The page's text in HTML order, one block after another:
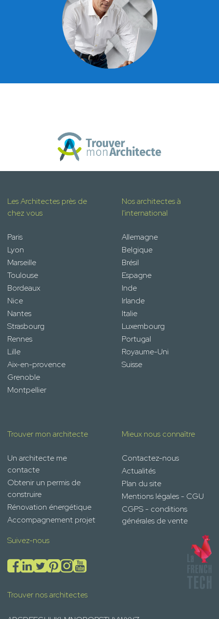
Les Architectes près de
chez vous
Paris
Lyon
Marseille
Toulouse
Bordeaux
Nice
Nantes
Strasbourg
Rennes
Lille
Aix-en-provence
Grenoble
Montpellier
Nos architectes à
l'international
Allemagne
Belgique
Brésil
Espagne
Inde
Irlande
Italie
Luxembourg
Portugal
Royaume-Uni
Suisse
Trouver mon architecte
Un architecte me
contacte
Obtenir un permis de
construire
Rénovation énergétique
Accompagnement projet
Mieux nous connaître
Contactez-nous
Actualités
Plan du site
Mentions légales - CGU
CGPS - conditions
générales de vente
Suivez-nous
Trouver nos architectes